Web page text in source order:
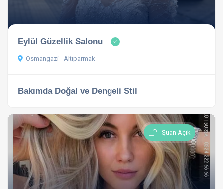
Eylül Güzellik Salonu
Osmangazi - Altıparmak
Bakımda Doğal ve Dengeli Stil
Şuan Açık